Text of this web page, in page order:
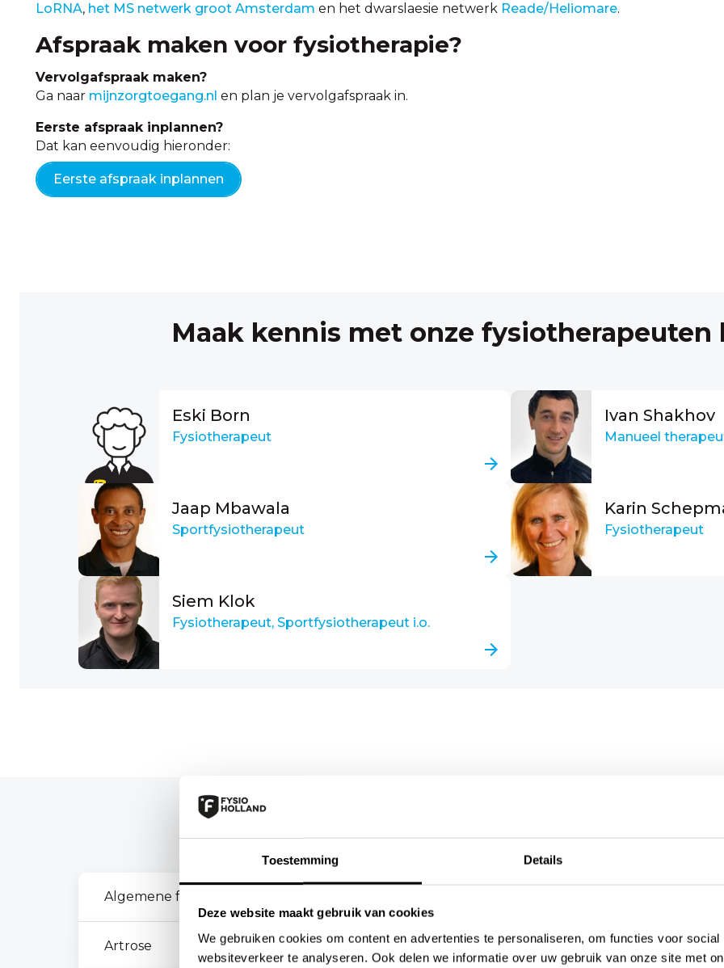
Toestemming Details
Deze website maakt gebruik van cookies
We gebruiken cookies om content en advertenties te personaliseren, om functies voor
websiteverkeer te analyseren. Ook delen we informatie over uw gebruik van onze site met
LoRNA, het MS netwerk groot Amsterdam en het dwarslaesie netwerk Reade/Heliomare.
Afspraak maken voor fysiotherapie?
Vervolgafspraak maken?
Ga naar mijnzorgtoegang.nl en plan je vervolgafspraak in.
Eerste afspraak inplannen?
Dat kan eenvoudig hieronder:
Eerste afspraak inplannen
Maak kennis met onze fysiotherapeuten
Eski Born
Fysiotherapeut
Ivan Shakhov
Manueel
Jaap Mbawala
Sportfysiotherapeut
Karin
Fysiotherapeut
Siem Klok
Fysiotherapeut, Sportfysiotherapeut i.o.
Je kunt bij ons terecht voor:
Algemene fysiotherapie
Artrose Huisbezoeken